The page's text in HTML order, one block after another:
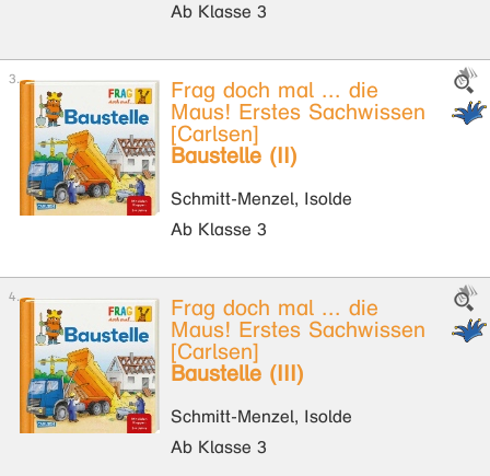
Ab Klasse 3
Frag doch mal ... die
Maus! Erstes Sachwissen
[Carlsen]
Baustelle (II)
Schmitt-Menzel, Isolde
Ab Klasse 3
Frag doch mal ... die
Maus! Erstes Sachwissen
[Carlsen]
Baustelle (III)
Schmitt-Menzel, Isolde
Ab Klasse 3